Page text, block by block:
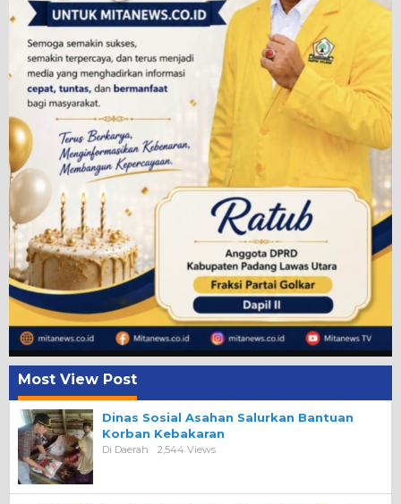
Most View Post
Dinas Sosial Asahan Salurkan Bantuan
Korban Kebakaran
Di Daerah 2,544 Views